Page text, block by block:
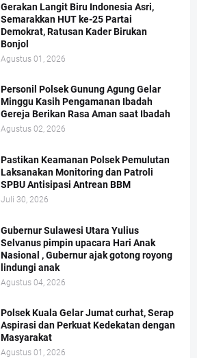
Gerakan Langit Biru Indonesia Asri,
Semarakkan HUT ke-25 Partai
Demokrat, Ratusan Kader Birukan
Bonjol
Agustus 01, 2026
Personil Polsek Gunung Agung Gelar
Minggu Kasih Pengamanan Ibadah
Gereja Berikan Rasa Aman saat Ibadah
Agustus 02, 2026
Pastikan Keamanan Polsek Pemulutan
Laksanakan Monitoring dan Patroli
SPBU Antisipasi Antrean BBM
Juli 30, 2026
Gubernur Sulawesi Utara Yulius
Selvanus pimpin upacara Hari Anak
Nasional , Gubernur ajak gotong royong
lindungi anak
Agustus 04, 2026
Polsek Kuala Gelar Jumat curhat, Serap
Aspirasi dan Perkuat Kedekatan dengan
Masyarakat
Agustus 01, 2026